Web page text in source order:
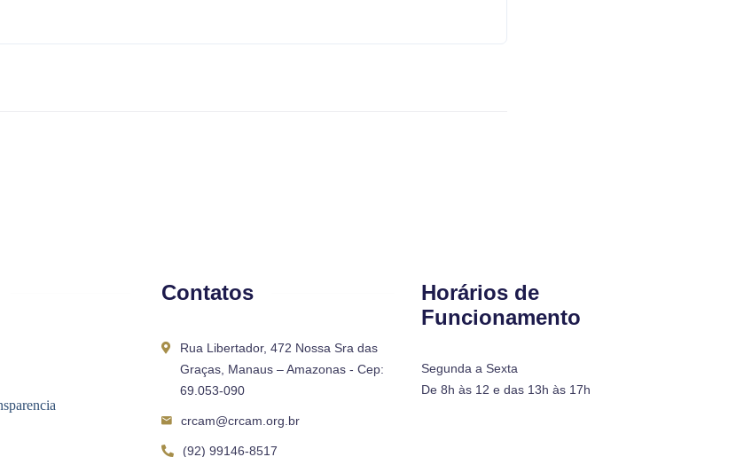
Contatos
Rua Libertador, 472 Nossa Sra das
Graças, Manaus – Amazonas - Cep:
69.053-090
crcam@crcam.org.br
(92) 99146-8517
Horários de
Funcionamento
Segunda a Sexta
De 8h às 12 e das 13h às 17h